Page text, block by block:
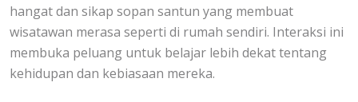
hangat dan sikap sopan santun yang membuat
wisatawan merasa seperti di rumah sendiri. Interaksi ini
membuka peluang untuk belajar lebih dekat tentang
kehidupan dan kebiasaan mereka.